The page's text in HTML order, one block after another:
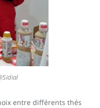
entre différents thés